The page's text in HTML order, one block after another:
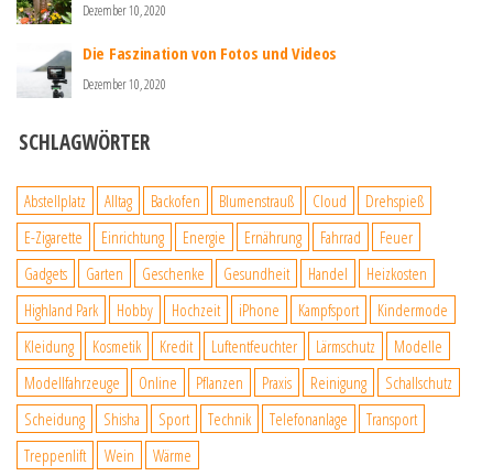
Dezember 10, 2020
Die Faszination von Fotos und Videos
Dezember 10, 2020
SCHLAGWÖRTER
Abstellplatz Alltag Backofen Blumenstrauß Cloud
Drehspieß
E-Zigarette
Einrichtung Energie Ernährung Fahrrad
Feuer
Gadgets
Garten Geschenke Gesundheit Handel
Heizkosten
Highland Park
Hobby Hochzeit iPhone Kampfsport
Kindermode
Kleidung
Kosmetik Kredit Luftentfeuchter Lärmschutz
Modelle
Modellfahrzeuge
Online Pflanzen Praxis Reinigung
Schallschutz
Scheidung
Shisha Sport Technik Telefonanlage
Transport
Treppenlift
Wein Wärme